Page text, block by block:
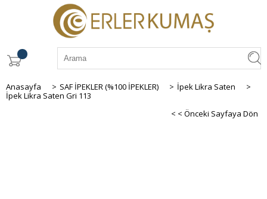
Anasayfa > SAF İPEKLER (%100 İPEKLER) > İpek Likra Saten
>
İpek Likra Saten Gri 113
< < Önceki Sayfaya Dön